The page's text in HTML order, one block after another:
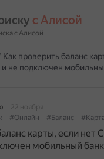
с Алисой
с Алисой
Как проверить баланс
и не подключен
22 ноября
#Онлайн #Баланс #Карта
карты, если нет
мобильный